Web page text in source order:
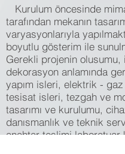
Kurulum öncesinde
tarafından mekanın
varyasyonlarıyla
boyutlu gösterim ile
Gerekli projenin olusumu,
dekorasyon anlamında
yapım isleri, elektrik -
tesisat isleri, tezgah ve
tasarımı ve kurulumu,
danısmanlık ve teknik
anahtar teslimi laboratuar